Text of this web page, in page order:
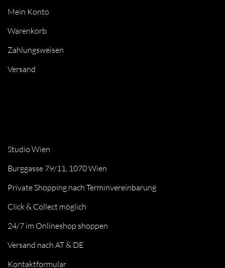
Mein Konto
Warenkorb
Zahlungsweisen
Versand
Studio Wien
Burggasse 79/11, 1070 Wien
Private Shopping nach Terminvereinbarung
Click & Collect möglich
24/7 im Onlineshop shoppen
Versand nach AT & DE
Kontaktformular